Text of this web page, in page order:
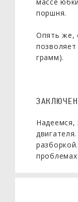
поршня.
Опять же,
грамм).
Надеемся,